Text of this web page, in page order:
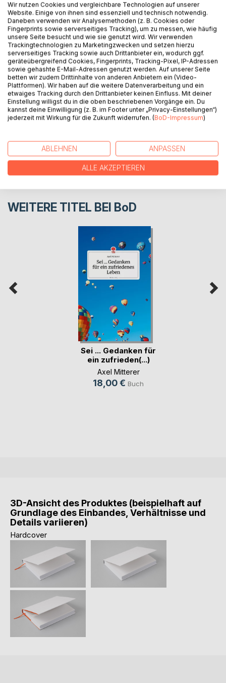
In diesem Buch finden sich meine Gedanken als
empathischer Coach bzw.
Persönlichkeitsentwicklungsbegleiters, die ich mir zu
Privat- und Berufsleben gemacht und hier in loser Form zu
Papier gebracht habe.
AUTOR/IN
PRESSESTIMMEN
REZENSIONEN
WEITERE TITEL BEI BoD
Sei ... Gedanken für
ein zufrieden(...)
Axel Mitterer
18,00 € Buch
3D-Ansicht des Produktes (beispielhaft auf
Grundlage des Einbandes, Verhältnisse und
Details variieren)
Hardcover
Wir nutzen Cookies und vergleichbare Technologien auf unserer
Website. Einige von ihnen sind essenziell und technisch notwendig.
Daneben verwenden wir Analysemethoden (z. B. Cookies oder
Fingerprints sowie serverseitiges Tracking), um zu messen, wie häufig
unsere Seite besucht und wie sie genutzt wird. Wir verwenden
Trackingtechnologien zu Marketingzwecken und setzen hierzu
serverseitiges Tracking sowie auch Drittanbieter ein, wodurch ggf.
geräteübergreifend Cookies, Fingerprints, Tracking-Pixel, IP-Adressen
sowie gehashte E-Mail-Adressen genutzt werden. Auf unserer Seite
betten wir zudem Drittinhalte von anderen Anbietern ein (Video-
Plattformen). Wir haben auf die weitere Datenverarbeitung und ein
etwaiges Tracking durch den Drittanbieter keinen Einfluss. Mit deiner
Einstellung willigst du in die oben beschriebenen Vorgänge ein. Du
kannst deine Einwilligung (z. B. im Footer unter „Privacy-Einstellungen“)
jederzeit mit Wirkung für die Zukunft widerrufen. (BoD-Impressum)
ABLEHNEN ANPASSEN
ALLE AKZEPTIEREN